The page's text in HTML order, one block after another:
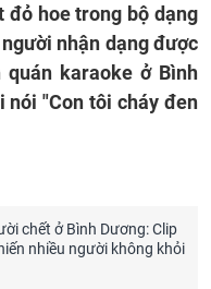
đỏ hoe trong bộ dạng
nhận dạng được
karaoke ở Bình
nói "Con tôi cháy đen
chết ở Bình Dương: Clip
nhiều người không khỏi